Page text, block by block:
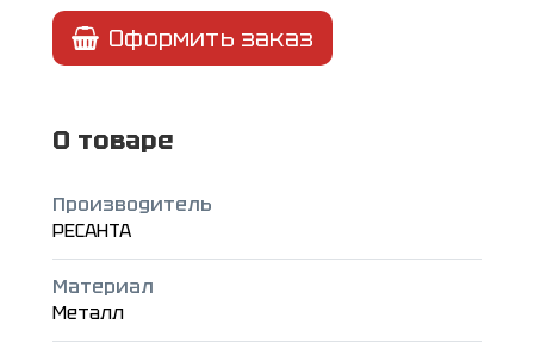
Оформить заказ
О товаре
Производитель
РЕСАНТА
Материал
Металл